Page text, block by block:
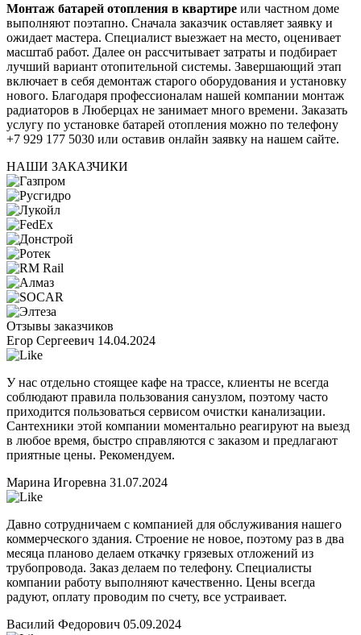
Монтаж батарей отопления в квартире или частном доме
выполняют поэтапно. Сначала заказчик оставляет заявку и
ожидает мастера. Специалист выезжает на место, оценивает
масштаб работ. Далее он рассчитывает затраты и подбирает
лучший вариант отопительной системы. Завершающий этап
включает в себя демонтаж старого оборудования и установку
нового. Благодаря профессионалам нашей компании монтаж
радиаторов в Люберцах не занимает много времени. Заказать
услугу по установке батарей отопления можно по телефону
+7 929 177 5030 или оставив онлайн заявку на нашем сайте.
НАШИ ЗАКАЗЧИКИ
Отзывы заказчиков
Егор Сергеевич 14.04.2024
У нас отдельно стоящее кафе на трассе, клиенты не всегда
соблюдают правила пользования санузлом, поэтому часто
приходится пользоваться сервисом очистки канализации.
Сантехники этой компании моментально реагируют на выезд
в любое время, быстро справляются с заказом и предлагают
приятные цены. Рекомендуем.
Марина Игоревна 31.07.2024
Давно сотрудничаем с компанией для обслуживания нашего
коммерческого здания. Строение не новое, поэтому раз в два
месяца планово делаем откачку грязевых отложений из
трубопровода. Заказ делаем по телефону. Специалисты
компании работу выполняют качественно. Цены всегда
радуют, оплату проводим по счету, все устраивает.
Василий Федорович 05.09.2024